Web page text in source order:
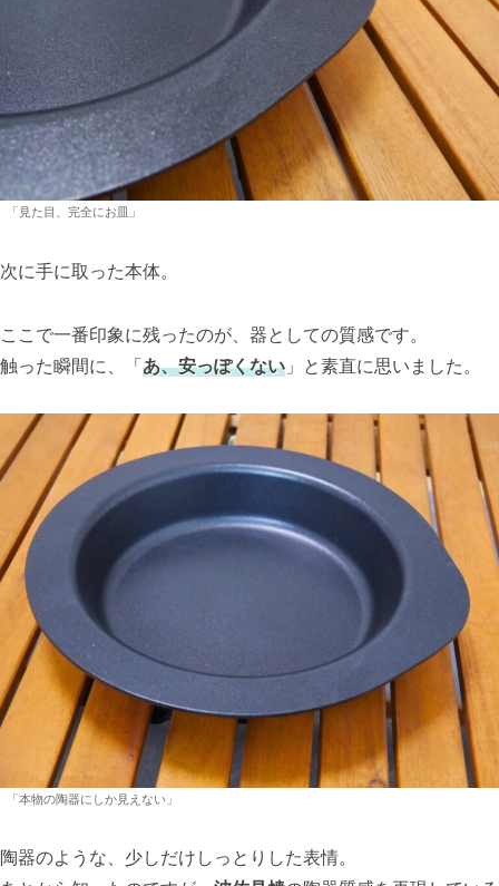
「見た目、完全にお皿」
次に手に取った本体。
ここで一番印象に残ったのが、器としての質感です。
触った瞬間に、「あ、安っぽくない 」と素直に思いました。
「本物の陶器にしか見えない」
陶器のような、少しだけしっとりした表情。